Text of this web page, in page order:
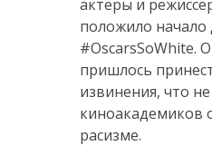
актёры и
положило
#OscarsSoWhite.
пришлось
извинения, что
киноакадемиков
расизме.